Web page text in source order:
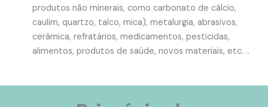
produtos não minerais, como carbonato de cálcio,
caulim, quartzo, talco, mica), metalurgia, abrasivos,
cerâmica, refratários, medicamentos, pesticidas,
alimentos, produtos de saúde, novos materiais, etc. ..